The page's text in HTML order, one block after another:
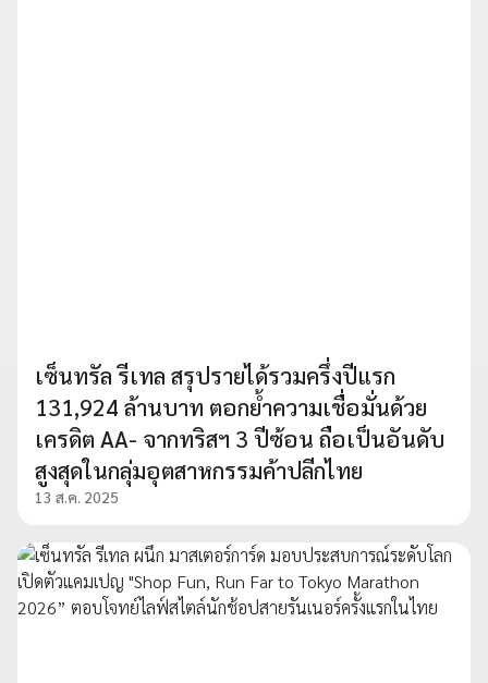
เซ็นทรัล รีเทล สรุปรายได้รวมครึ่งปีแรก
131,924 ล้านบาท ตอกย้ำความเชื่อมั่นด้วย
เครดิต AA- จากทริสฯ 3 ปีซ้อน ถือเป็นอันดับ
สูงสุดในกลุ่มอุตสาหกรรมค้าปลีกไทย
13 ส.ค. 2025